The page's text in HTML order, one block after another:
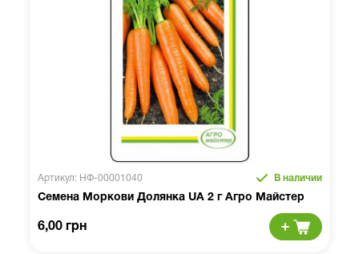
Артикул: НФ-00001040 В наличии
Семена Моркови Долянка UA 2 г Агро Майстер
6,00 грн